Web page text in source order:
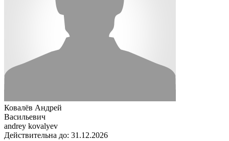
Ковалёв Андрей
Васильевич
andrey kovalyev
Действительна до: 31.12.2026